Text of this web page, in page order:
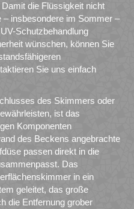
die Flüssigkeit nicht
– insbesondere im Sommer –
Schutzbehandlung
wünschen, können Sie
Sie uns einfach
des Skimmers oder
ist das
Komponenten
des Beckens angebrachte
passen direkt in die
Das
in ein
geleitet, das große
die Entfernung grober